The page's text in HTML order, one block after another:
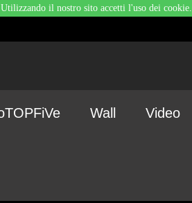
Wall Video
il nostro sito accetti l'uso dei cookie.